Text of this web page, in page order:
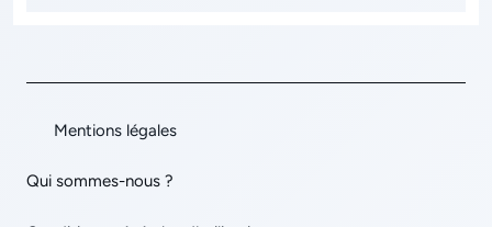
Mentions légales
Qui sommes-nous ?